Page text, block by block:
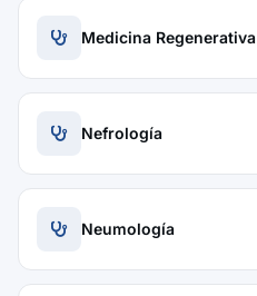
Medicina Regenerativa
Nefrología
Neumología